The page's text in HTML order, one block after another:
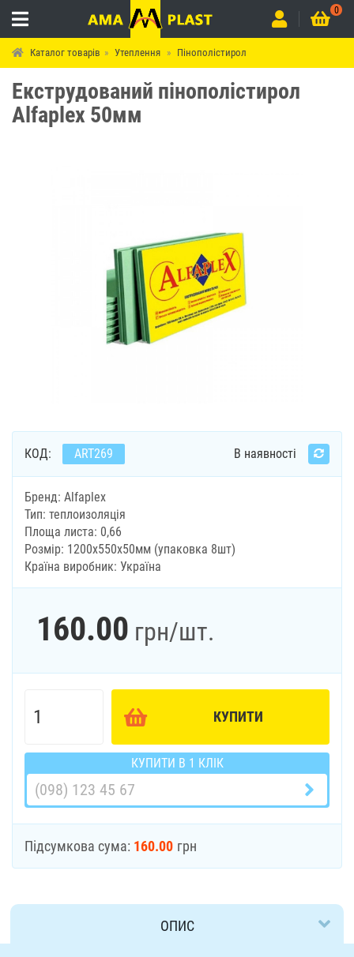
0
Каталог товарів Утеплення Пінополістирол
Екструдований пінополістирол
Alfaplex 50мм
КОД: ART269 В наявності
Бренд: Alfaplex
Тип: теплоизоляція
Площа листа: 0,66
Розмір: 1200х550х50мм (упаковка 8шт)
Країна виробник: Україна
160.00 грн/шт.
КУПИТИ
КУПИТИ В 1 КЛІК
Підсумкова сума: 160.00 грн
ОПИС